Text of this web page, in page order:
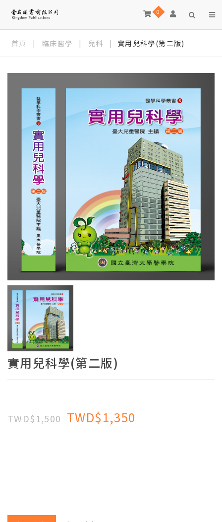
0
首頁 | 臨床醫學 | 兒科 | 實用兒科學(第二版)
實用兒科學(第二版)
TWD$1,500 TWD$1,350